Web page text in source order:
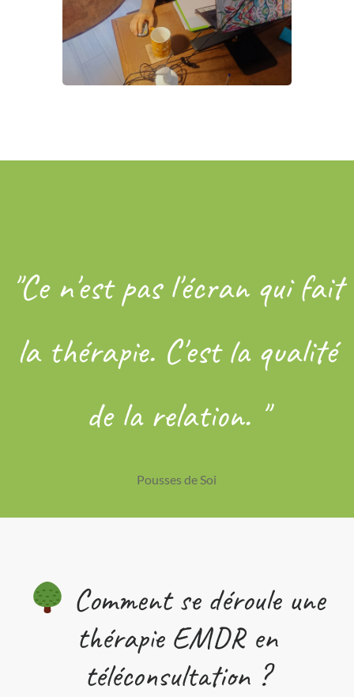
"Ce n'est pas l'écran qui fait
la thérapie. C'est la qualité
de la relation. "
Pousses de Soi
Comment se déroule une
thérapie EMDR en
téléconsultation ?